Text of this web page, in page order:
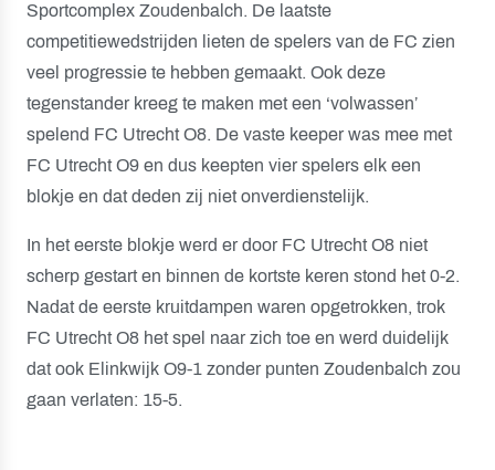
Sportcomplex Zoudenbalch. De laatste
competitiewedstrijden lieten de spelers van de FC zien
veel progressie te hebben gemaakt. Ook deze
tegenstander kreeg te maken met een ‘volwassen’
spelend FC Utrecht O8. De vaste keeper was mee met
FC Utrecht O9 en dus keepten vier spelers elk een
blokje en dat deden zij niet onverdienstelijk.
In het eerste blokje werd er door FC Utrecht O8 niet
scherp gestart en binnen de kortste keren stond het 0-2.
Nadat de eerste kruitdampen waren opgetrokken, trok
FC Utrecht O8 het spel naar zich toe en werd duidelijk
dat ook Elinkwijk O9-1 zonder punten Zoudenbalch zou
gaan verlaten: 15-5.